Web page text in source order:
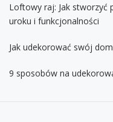
Loftowy raj: Jak stworzyć
uroku i funkcjonalności
Jak udekorować swój
9 sposobów na